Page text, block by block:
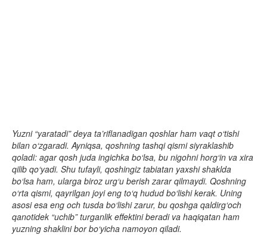
Yuzni “yaratadi” deya ta’riflanadigan qoshlar ham vaqt o‘tishi
bilan o‘zgaradi. Ayniqsa, qoshning tashqi qismi siyraklashib
qoladi: agar qosh juda ingichka bo‘lsa, bu nigohni horg‘in va xira
qilib qo‘yadi. Shu tufayli, qoshingiz tabiatan yaxshi shaklda
bo‘lsa ham, ularga biroz urg‘u berish zarar qilmaydi. Qoshning
o‘rta qismi, qayrilgan joyi eng to‘q hudud bo‘lishi kerak. Uning
asosi esa eng och tusda bo‘lishi zarur, bu qoshga qaldirg‘och
qanotidek “uchib” turganlik effektini beradi va haqiqatan ham
yuzning shaklini bor bo‘yicha namoyon qiladi.